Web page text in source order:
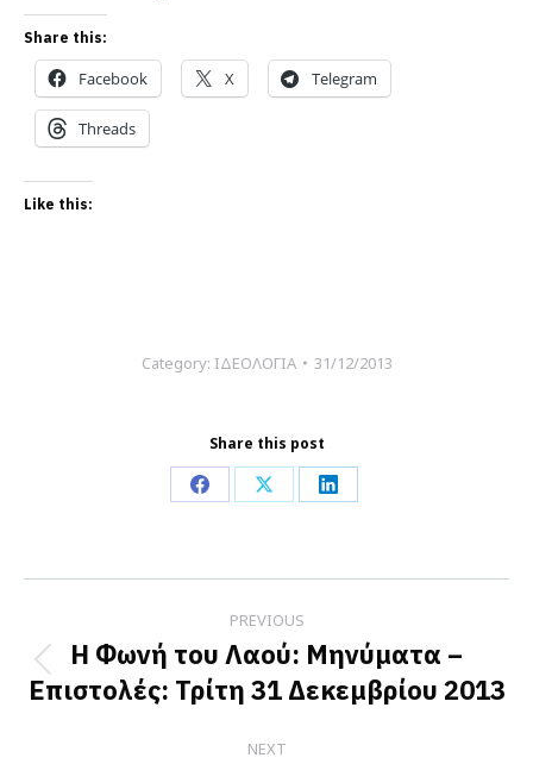
Share this:
Facebook X Telegram
Threads
Like this:
Category: ΙΔΕΟΛΟΓΙΑ 31/12/2013
Share this post
Share
Facebook
Share
X
Share
LinkedIn
navigation
PREVIOUS
Previous
post:
Η Φωνή του Λαού: Μηνύματα –
Επιστολές: Τρίτη 31 Δεκεμβρίου 2013
NEXT